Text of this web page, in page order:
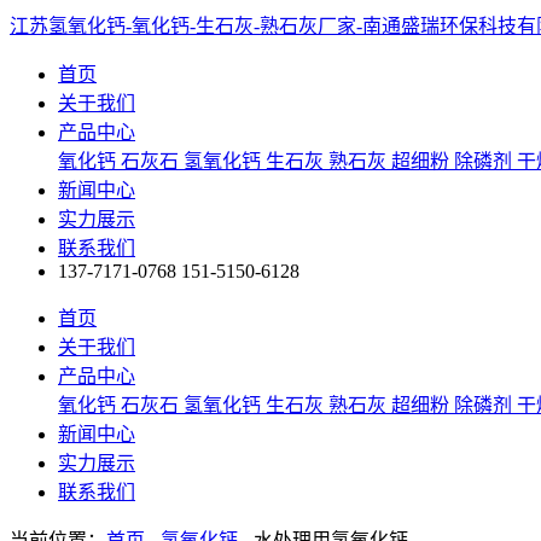
江苏氢氧化钙-氧化钙-生石灰-熟石灰厂家-南通盛瑞环保科技有
首页
关于我们
产品中心
氧化钙 石灰石 氢氧化钙 生石灰 熟石灰 超细粉 除磷剂 干
新闻中心
实力展示
联系我们
137-7171-0768 151-5150-6128
首页
关于我们
产品中心
氧化钙 石灰石 氢氧化钙 生石灰 熟石灰 超细粉 除磷剂 干
新闻中心
实力展示
联系我们